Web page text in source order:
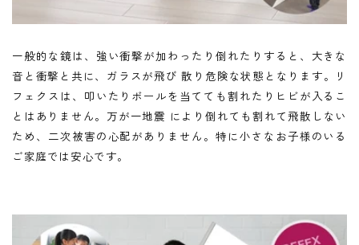
一般的な鏡は、強い衝撃が加わったり倒れたりすると、大きな
音と衝撃と共に、ガラスが飛び 散り危険な状態となります。リ
フェクスは、叩いたりボールを当てても割れたりヒビが入るこ
とはありません。万が一地震 により倒れても割れて飛散しない
ため、二次被害の心配がありません。特に小さなお子様のいる
ご家庭では安心です。